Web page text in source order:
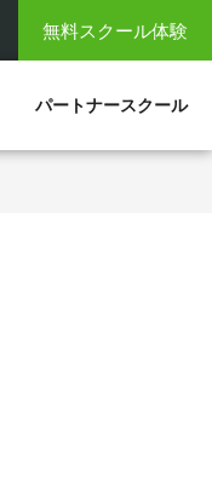
無料スクール体験
パートナースクール